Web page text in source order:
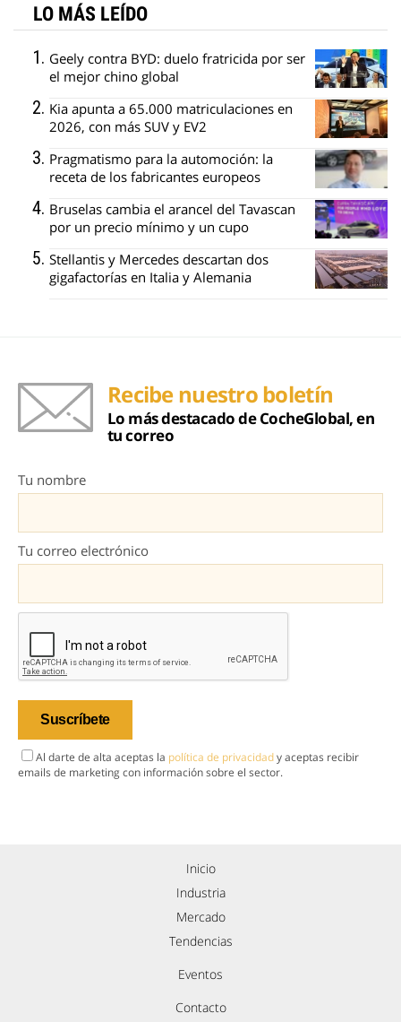
LO MÁS LEÍDO
Geely contra BYD: duelo fratricida por ser
el mejor chino global
Kia apunta a 65.000 matriculaciones en
2026, con más SUV y EV2
Pragmatismo para la automoción: la
receta de los fabricantes europeos
Bruselas cambia el arancel del Tavascan
por un precio mínimo y un cupo
Stellantis y Mercedes descartan dos
gigafactorías en Italia y Alemania
Recibe nuestro boletín
Lo más destacado de CocheGlobal, en
tu correo
Tu nombre
Tu correo electrónico
Al darte de alta aceptas la política de privacidady aceptas recibir
emails de marketing con información sobre el sector.
Inicio
Industria
Mercado
Tendencias
Eventos
Contacto